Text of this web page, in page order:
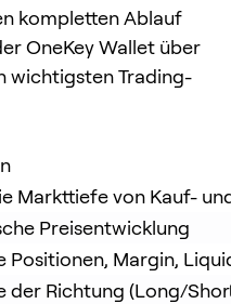
kompletten Ablauf
OneKey Wallet über
wichtigsten Trading-
Markttiefe von Kauf-
Preisentwicklung
Positionen, Margin,
der Richtung (Long/